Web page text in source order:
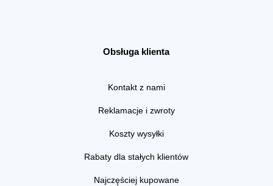
Obsługa klienta
Kontakt z nami
Reklamacje i zwroty
Koszty wysyłki
Rabaty dla stałych klientów
Najczęściej kupowane